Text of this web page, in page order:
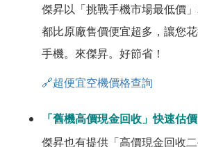
傑昇以「挑戰手機市場最低價
都比原廠售價便宜超多，讓您
手機。來傑昇。好節省！
🔗超便宜空機價格查詢
「舊機高價現金回收」快速估價
傑昇也有提供「高價現金回收